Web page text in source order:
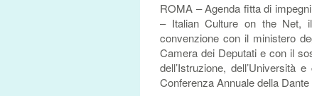
ROMA – Agenda fitta di
– Italian Culture on the Net,
convenzione con il ministero
Camera dei Deputati e con il
dell’Istruzione, dell’Università
Conferenza Annuale della